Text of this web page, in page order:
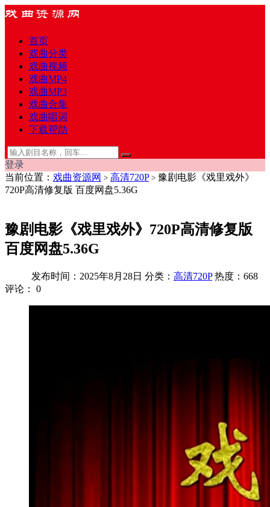
首页
戏曲分类
戏曲视频
戏曲MP4
戏曲MP3
戏曲合集
戏曲唱词
下载帮助
登录
当前位置： 戏曲资源网 > 高清720P > 豫剧电影《戏里戏外》
720P高清修复版 百度网盘5.36G
豫剧电影《戏里戏外》720P高清修复版
百度网盘5.36G
发布时间：2025年8月28日 分类： 高清720P 热度：668
评论：
0